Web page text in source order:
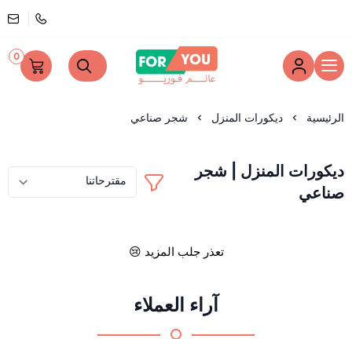
عالم فوريو
0
الرئيسية ديكورات المنزل شجر صناعي
ديكورات المنزل | شجر
صناعي
تعذر جلب المزيد 😢
آراء العملاء